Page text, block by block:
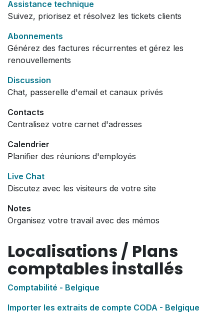
Assistance technique
Suivez, priorisez et résolvez les tickets clients
Abonnements
Générez des factures récurrentes et gérez les
renouvellements
Discussion
Chat, passerelle d'email et canaux privés
Contacts
Centralisez votre carnet d'adresses
Calendrier
Planifier des réunions d'employés
Live Chat
Discutez avec les visiteurs de votre site
Notes
Organisez votre travail avec des mémos
Localisations / Plans
comptables installés
Comptabilité - Belgique
Importer les extraits de compte CODA - Belgique